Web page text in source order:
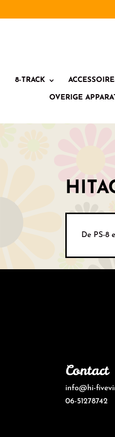
8-TRACK
OVERIGE
De PS-8
Contact
info@hi-
06-51278742